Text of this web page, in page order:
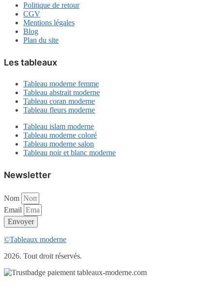
Politique de retour
CGV
Mentions légales
Blog
Plan du site
Les tableaux
Tableau moderne femme
Tableau abstrait moderne
Tableau coran moderne
Tableau fleurs moderne
Tableau islam moderne
Tableau moderne coloré
Tableau moderne salon
Tableau noir et blanc moderne
Newsletter
Nom
Email
Envoyer
©Tableaux moderne
2026. Tout droit réservés.